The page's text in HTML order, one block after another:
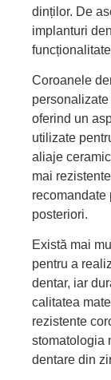
dinților. De
implanturi
Coroanele
oferind un
utilizate
aliaje
mai
recomandate
posteriori.
Există mai
pentru a
dentar, iar
calitatea
rezistente
stomatologia
dentare din